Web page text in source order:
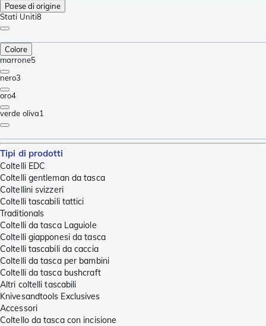
Paese di origine
Stati Uniti8
Colore
marrone5
nero3
oro4
verde oliva1
Tipi di prodotti
Coltelli EDC
Coltelli gentleman da tasca
Coltellini svizzeri
Coltelli tascabili tattici
Traditionals
Coltelli da tasca Laguiole
Coltelli giapponesi da tasca
Coltelli tascabili da caccia
Coltelli da tasca per bambini
Coltelli da tasca bushcraft
Altri coltelli tascabili
Knivesandtools Exclusives
Accessori
Coltello da tasca con incisione